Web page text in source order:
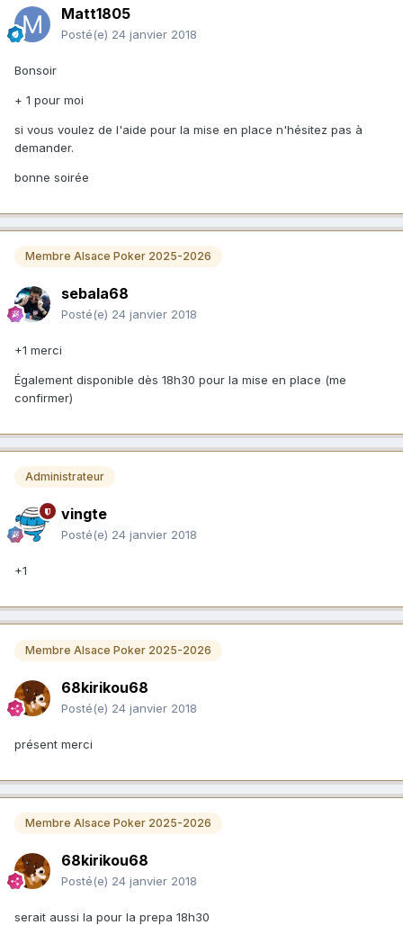
Matt1805
Posté(e) 24 janvier 2018
Bonsoir
+ 1 pour moi
si vous voulez de l'aide pour la mise en place n'hésitez pas à
demander.
bonne soirée
Membre Alsace Poker 2025-2026
sebala68
Posté(e) 24 janvier 2018
+1 merci
Également disponible dès 18h30 pour la mise en place (me
confirmer)
Administrateur
vingte
Posté(e) 24 janvier 2018
+1
Membre Alsace Poker 2025-2026
68kirikou68
Posté(e) 24 janvier 2018
présent merci
Membre Alsace Poker 2025-2026
68kirikou68
Posté(e) 24 janvier 2018
serait aussi la pour la prepa 18h30